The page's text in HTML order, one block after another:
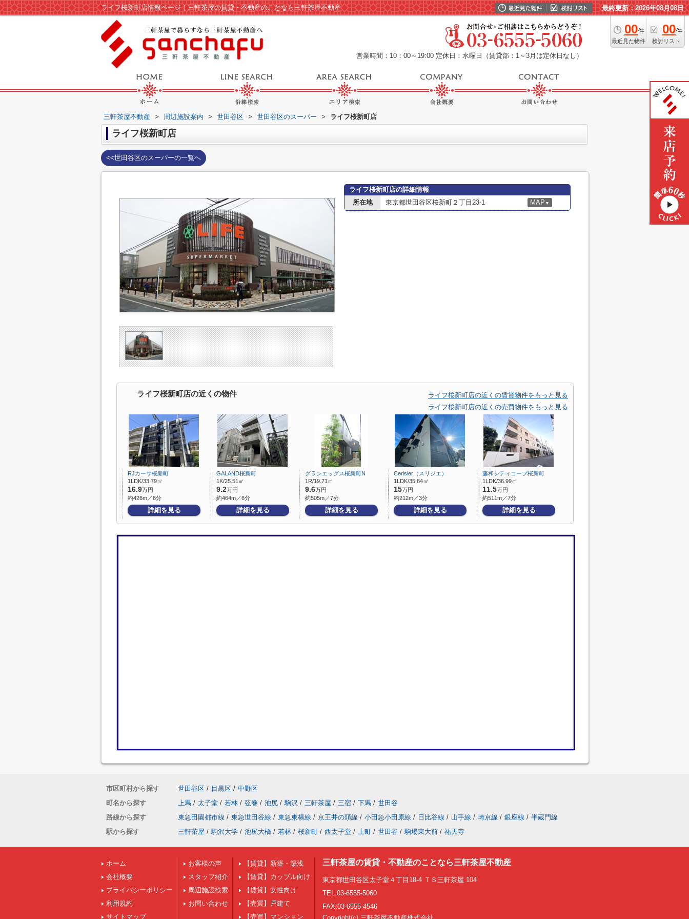
ライフ桜新町店情報ページ｜三軒茶屋の賃貸・不動産のことなら三軒茶屋不動産 最終更新：2026年08月08日
00件
最近見た物件
00件
検討リスト
営業時間：10：00～19:00 定休日：水曜日（賃貸部：1～3月は定休日なし）
三軒茶屋不動産 > 周辺施設案内 > 世田谷区 > 世田谷区のスーパー > ライフ桜新町店
ライフ桜新町店
<<世田谷区のスーパーの一覧へ
ライフ桜新町店の詳細情報
所在地
東京都世田谷区桜新町２丁目23-1 MAP ▼
ライフ桜新町店の近くの物件
ライフ桜新町店の近くの賃貸物件をもっと見る
ライフ桜新町店の近くの売買物件をもっと見る
RJカーサ桜新町
1LDK/33.79㎡
16.9万円
約426m／6分
詳細を見る
GALAND桜新町
1K/25.51㎡
9.2万円
約464m／6分
詳細を見る
グランエッグス桜新町N
1R/19.71㎡
9.6万円
約505m／7分
詳細を見る
Cerisier（スリジエ）
1LDK/35.84㎡
15万円
約212m／3分
詳細を見る
藤和シティコープ桜新町
1LDK/36.99㎡
11.5万円
約511m／7分
詳細を見る
市区町村から探す 世田谷区 / 目黒区 / 中野区
町名から探す
上馬 / 太子堂 / 若林 / 弦巻 / 池尻 / 駒沢 / 三軒茶屋 / 三宿 / 下馬 / 世田谷
路線から探す
東急田園都市線 / 東急世田谷線 / 東急東横線 / 京王井の頭線 / 小田急小田原線 / 日比谷線 / 山手線 / 埼京線 / 銀座線 / 半蔵門線
駅から探す
三軒茶屋 / 駒沢大学 / 池尻大橋 / 若林 / 桜新町 / 西太子堂 / 上町 / 世田谷 / 駒場東大前 / 祐天寺
ホーム
会社概要
プライバシーポリシー
利用規約
サイトマップ
お客様の声
スタッフ紹介
周辺施設検索
お問い合わせ
【賃貸】新築・築浅
【賃貸】カップル向け
【賃貸】女性向け
【売買】戸建て
【売買】マンション
三軒茶屋の賃貸・不動産のことなら三軒茶屋不動産
東京都世田谷区太子堂４丁目18-4 ＴＳ三軒茶屋 104
TEL:03-6555-5060
FAX:03-6555-4546